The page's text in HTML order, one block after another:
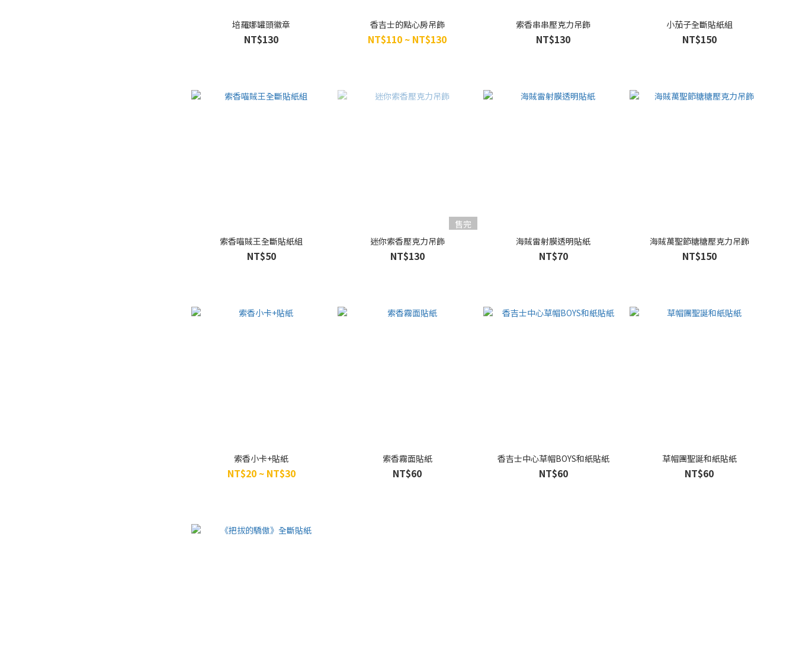
培羅娜罐頭徽章
NT$130
香吉士的點心房吊飾
NT$110 ~ NT$130
索香串串壓克力吊飾
NT$130
小茄子全斷貼紙組
NT$150
索香喵賊王全斷貼紙組
NT$50
售完
迷你索香壓克力吊飾
NT$130
海賊雷射膜透明貼紙
NT$70
海賊萬聖節糖糖壓克力吊飾
NT$150
索香小卡+貼紙
NT$20 ~ NT$30
索香霧面貼紙
NT$60
香吉士中心草帽BOYS和紙貼紙
NT$60
草帽團聖誕和紙貼紙
NT$60